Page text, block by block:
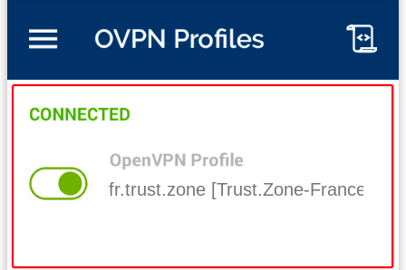
fr.trust.zone [Trust.Zone-France]